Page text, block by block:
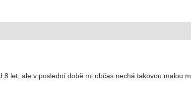
8 let, ale v poslední době mi občas nechá takovou malou